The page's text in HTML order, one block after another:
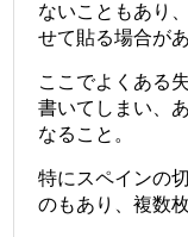
ないこともあり
せて貼る場合が
ここでよくある
書いてしまい、
なること。
特にスペインの
のもあり、複数